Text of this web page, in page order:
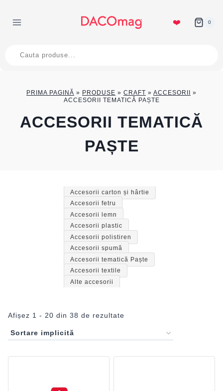
content
❤️ 0
search
PRIMA PAGINĂ » PRODUSE » CRAFT » ACCESORII
»
ACCESORII TEMATICĂ PAȘTE
ACCESORII TEMATICĂ
PAȘTE
Afișez 1 - 20 din 38 de rezultate
Accesorii carton și hârtie
Accesorii fetru
Accesorii lemn
Accesorii plastic
Accesorii polistiren
Accesorii spumă
Accesorii tematică Paște
Accesorii textile
Alte accesorii